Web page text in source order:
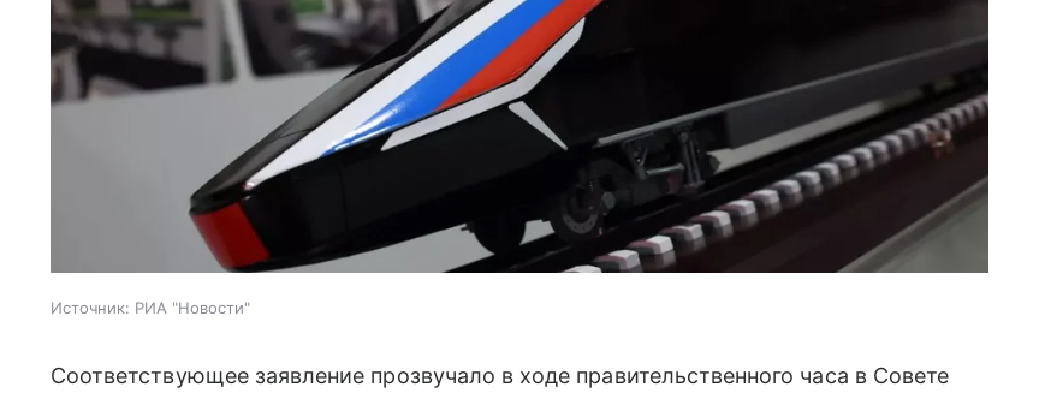
Источник: РИА "Новости"
Соответствующее заявление прозвучало в ходе правительственного часа в Совете